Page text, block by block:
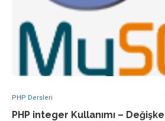
PHP Dersleri
PHP integer Kullanımı –